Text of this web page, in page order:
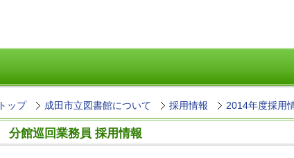
トップ 成田市立図書館について 採用情報 2014年度採用
分館巡回業務員 採用情報